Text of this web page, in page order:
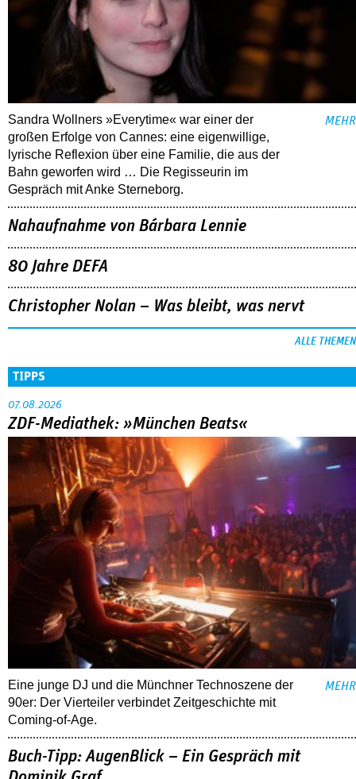
Sandra Wollners »Everytime« war einer der
großen Erfolge von Cannes: eine eigenwillige,
lyrische Reflexion über eine ­Familie, die aus der
Bahn geworfen wird … Die Regisseurin im
Gespräch mit Anke Sterneborg.
MEHR
Nahaufnahme von Bárbara Lennie
80 Jahre DEFA
Christopher Nolan – Was bleibt, was nervt
ALLE THEMEN
TIPPS
07.08.2026
ZDF-Mediathek: »München Beats«
Eine junge DJ und die Münchner Technoszene der
90er: Der Vierteiler verbindet Zeitgeschichte mit
Coming-of-Age.
MEHR
Buch-Tipp: AugenBlick – Ein Gespräch mit